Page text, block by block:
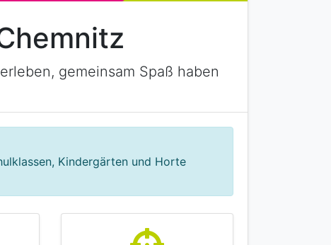
gemeinsam Spaß haben
Kindergärten und Horte